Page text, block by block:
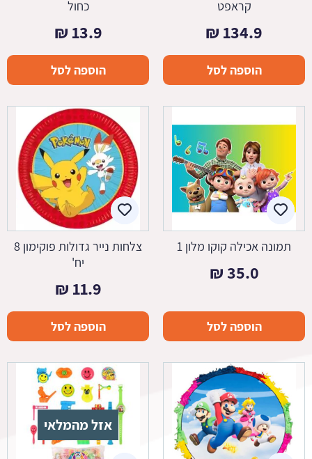
קראפט
134.9
₪
הוספה לסל
כחול
13.9
₪
הוספה לסל
תמונה אכילה קוקו מלון 1
35.0
₪
הוספה לסל
צלחות נייר גדולות פוקימון 8
יח'
11.9
₪
הוספה לסל
אזל מהמלאי